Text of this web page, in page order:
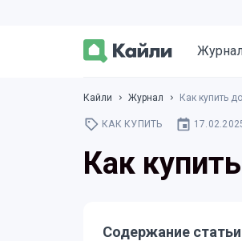
Кайли Журнал Как купить
КАК КУПИТЬ
Как
Содержание